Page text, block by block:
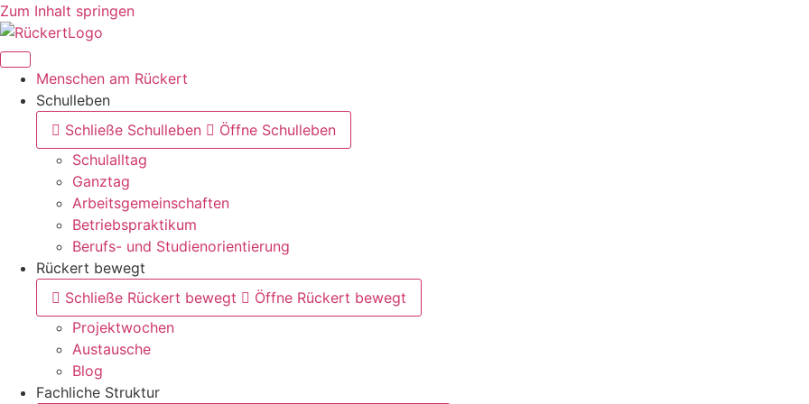
Zum Inhalt springen
Menschen am Rückert
Schulleben
Schließe Schulleben
Öffne Schulleben
Schulalltag
Ganztag
Arbeitsgemeinschaften
Betriebspraktikum
Berufs- und Studienorientierung
Rückert bewegt
Schließe Rückert bewegt
Öffne Rückert bewegt
Projektwochen
Austausche
Blog
Fachliche Struktur